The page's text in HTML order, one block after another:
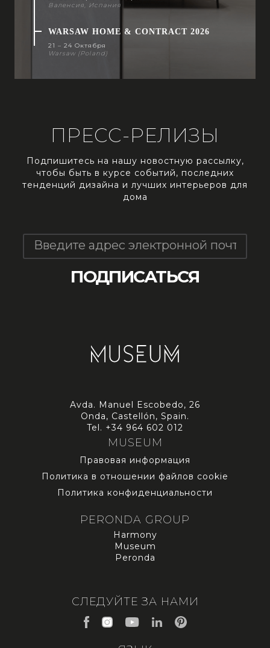
Валенсия, Испания
WARSAW HOME & CONTRACT 2026
21 – 24 Октября
Warsaw (Poland)
ПРЕСС-РЕЛИЗЫ
Подпишитесь на нашу новостную рассылку,
чтобы быть в курсе событий, последних
тенденций дизайна и лучших интерьеров для
дома
Avda. Manuel Escobedo, 26
Onda, Castellón, Spain.
Tel. +34 964 602 012
MUSEUM
Правовая информация
Политика в отношении файлов cookie
Политика конфиденциальности
PERONDA GROUP
Harmony
Museum
Peronda
СЛЕДУЙТЕ ЗА НАМИ